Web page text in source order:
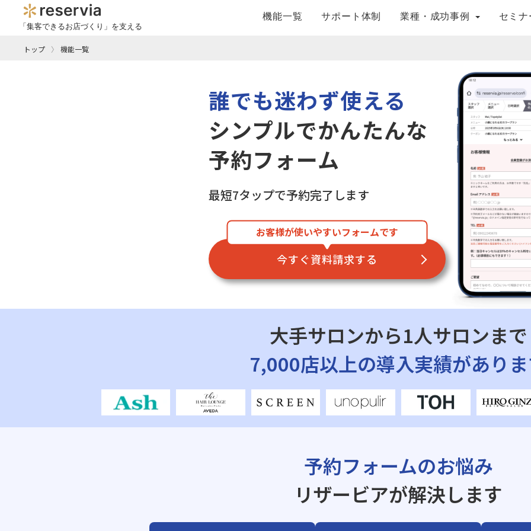
「集客できるお店づくり」を支える
機能一覧 サポート体制 業種・成功事例 セミ
トップ 機能一覧
誰でも迷わず使える
シンプルでかんたんな
予約フォーム
最短7タップで予約完了します
お客様が使いやすいフォームです
今すぐ資料請求する
大手サロンから1人サロンまで
7,000店以上の導入実績があり
予約フォームのお悩み
リザービアが解決します